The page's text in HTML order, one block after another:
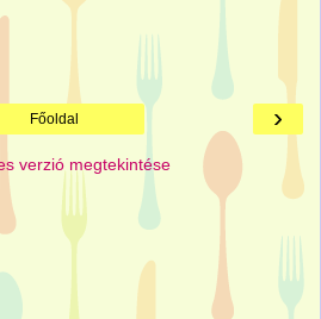
›
Főoldal
verzió megtekintése